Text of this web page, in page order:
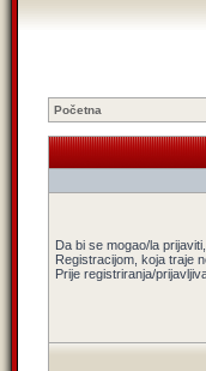
Početna
Da bi se mogao/la
Registracijom, koja traje
Prije registriranja/